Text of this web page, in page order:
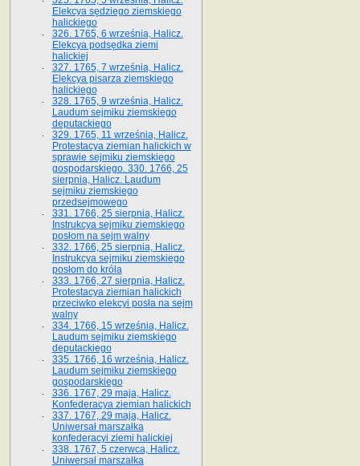
Elekcya sędziego ziemskiego
halickiego
326. 1765, 6 września, Halicz.
Elekcya podsędka ziemi
halickiej
327. 1765, 7 września, Halicz.
Elekcya pisarza ziemskiego
halickiego
328. 1765, 9 września, Halicz.
Laudum sejmiku ziemskiego
deputackiego
329. 1765, 11 września, Halicz.
Protestacya ziemian halickich w
sprawie sejmiku ziemskiego
gospodarskiego. 330. 1766, 25
sierpnia, Halicz. Laudum
sejmiku ziemskiego
przedsejmowego
331. 1766, 25 sierpnia, Halicz.
Instrukcya sejmiku ziemskiego
posłom na sejm walny
332. 1766, 25 sierpnia, Halicz.
Instrukcya sejmiku ziemskiego
posłom do króla
333. 1766, 27 sierpnia, Halicz.
Protestacya ziemian halickich
przeciwko elekcyi posła na sejm
walny
334. 1766, 15 września, Halicz.
Laudum sejmiku ziemskiego
deputackiego
335. 1766, 16 września, Halicz.
Laudum sejmiku ziemskiego
gospodarskiego
336. 1767, 29 maja, Halicz.
Konfederacya ziemian halickich
337. 1767, 29 maja, Halicz.
Uniwersał marszałka
konfederacyi ziemi halickiej
338. 1767, 5 czerwca, Halicz.
Uniwersał marszałka